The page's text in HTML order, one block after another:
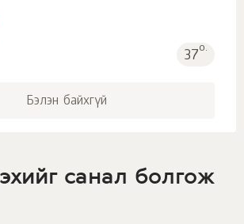
37о.
Бэлэн байхгүй
санал болгож